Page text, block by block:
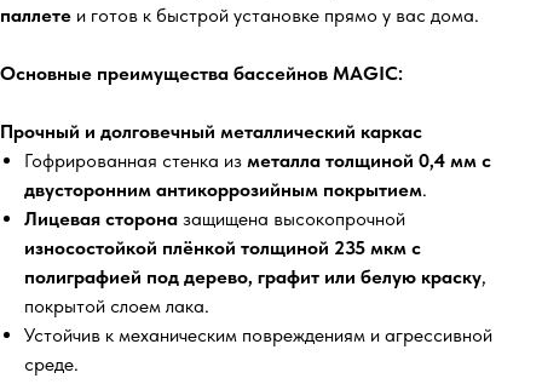
паллете и готов к быстрой установке прямо у вас дома.
Основные преимущества бассейнов MAGIC:
Прочный и долговечный металлический каркас
Гофрированная стенка из металла толщиной 0,4 мм с
двусторонним антикоррозийным покрытием.
Лицевая сторона защищена высокопрочной
износостойкой плёнкой толщиной 235 мкм с
полиграфией под дерево, графит или белую краску,
покрытой слоем лака.
Устойчив к механическим повреждениям и агрессивной
среде.